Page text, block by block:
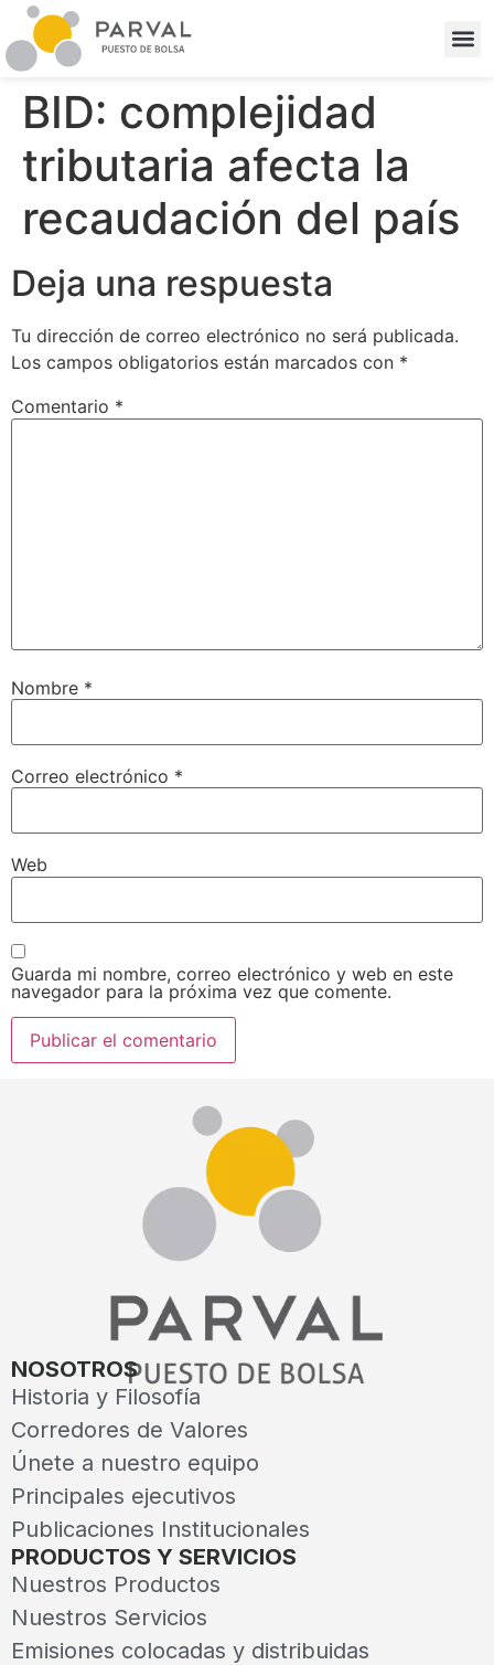
BID: complejidad
tributaria afecta la
recaudación del país
Deja una respuesta
Tu dirección de correo electrónico no será publicada.
Los campos obligatorios están marcados con *
Comentario *
Nombre *
Correo electrónico *
Web
Guarda mi nombre, correo electrónico y web en este
navegador para la próxima vez que comente.
NOSOTROS
Historia y Filosofía
Corredores de Valores
Únete a nuestro equipo
Principales ejecutivos
Publicaciones Institucionales
PRODUCTOS Y SERVICIOS
Nuestros Productos
Nuestros Servicios
Emisiones colocadas y distribuidas